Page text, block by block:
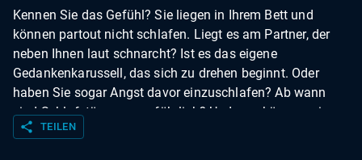
Kennen Sie das Gefühl? Sie liegen in Ihrem Bett und
können partout nicht schlafen. Liegt es am Partner, der
neben Ihnen laut schnarcht? Ist es das eigene
Gedankenkarussell, das sich zu drehen beginnt. Oder
haben Sie sogar Angst davor einzuschlafen? Ab wann
sind Schlafstörungen gefährlich? Und was können wir
tun, wenn uns der Schlaf geraubt wird?
share TEILEN